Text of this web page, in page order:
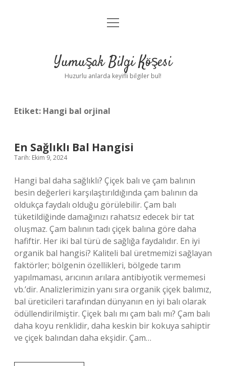
Anasayfa
Yasal Uyarı
menüyü
Yumuşak Bilgi Köşesi
Huzurlu anlarda keyifli bilgiler bul!
Etiket: Hangi bal orjinal
En Sağlıklı Bal Hangisi
Tarih: Ekim 9, 2024
Hangi bal daha sağlıklı? Çiçek balı ve çam balının
besin değerleri karşılaştırıldığında çam balının da
oldukça faydalı olduğu görülebilir. Çam balı
tüketildiğinde damağınızı rahatsız edecek bir tat
oluşmaz. Çam balının tadı çiçek balına göre daha
hafiftir. Her iki bal türü de sağlığa faydalıdır. En iyi
organik bal hangisi? Kaliteli bal üretmemizi sağlayan
faktörler; bölgenin özellikleri, bölgede tarım
yapılmaması, arıcının arılara antibiyotik vermemesi
vb.’dir. Analizlerimizin yanı sıra organik çiçek balımız,
bal üreticileri tarafından dünyanın en iyi balı olarak
ödüllendirilmiştir. Çiçek balı mı çam balı mı? Çam balı
daha koyu renklidir, daha keskin bir kokuya sahiptir
ve çiçek balından daha ekşidir. Çam…